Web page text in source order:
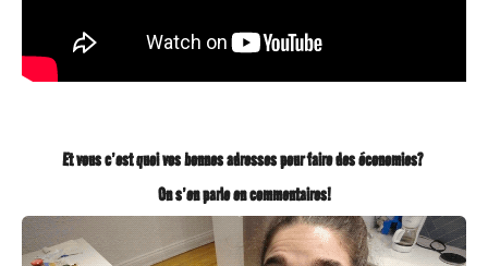
Et vous c’est quoi vos bonnes adresses pour faire des économies?
On s’en parle en commentaires!